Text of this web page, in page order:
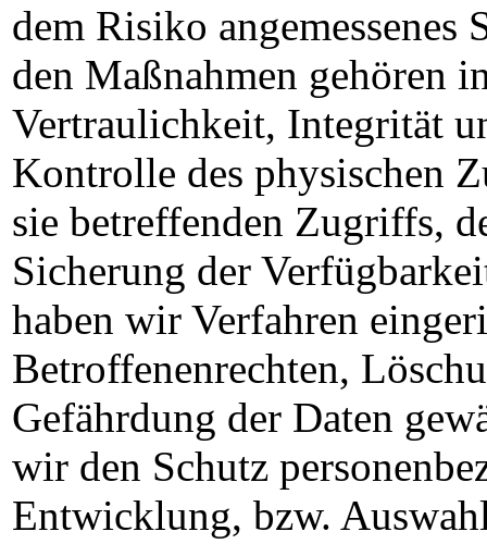
dem Risiko
den Maßnahmen gehören
Vertraulichkeit, Integrität
Kontrolle des physischen
sie betreffenden Zugriffs,
Sicherung der
haben wir Verfahren
Betroffenenrechten,
Gefährdung der Daten
wir den Schutz
Entwicklung, bzw.